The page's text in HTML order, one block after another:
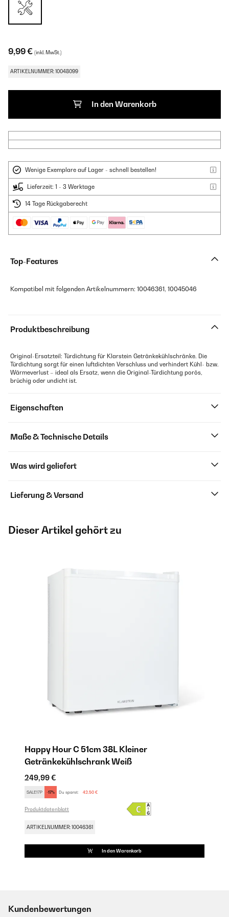
9,99 € (inkl. MwSt.)
ARTIKELNUMMER: 10048099
In den Warenkorb
Wenige Exemplare auf Lager - schnell bestellen!
Lieferzeit: 1 - 3 Werktage
14 Tage Rückgaberecht
Top-Features
Kompatibel mit folgenden Artikelnummern: 10046361, 10045046
Produktbeschreibung
Original-Ersatzteil: Türdichtung für Klarstein Getränkekühlschränke. Die
Türdichtung sorgt für einen luftdichten Verschluss und verhindert Kühl- bzw.
Wärmeverlust – ideal als Ersatz, wenn die Original-Türdichtung porös,
brüchig oder undicht ist.
Eigenschaften
Maße & Technische Details
Was wird geliefert
Lieferung & Versand
Dieser Artikel gehört zu
Happy Hour C 51cm 38L Kleiner
Getränkekühlschrank Weiß
249,99 €
SALE17P -17% Du sparst: 42,50 €
Produktdatenblatt
ARTIKELNUMMER: 10046361
In den Warenkorb
Kundenbewertungen